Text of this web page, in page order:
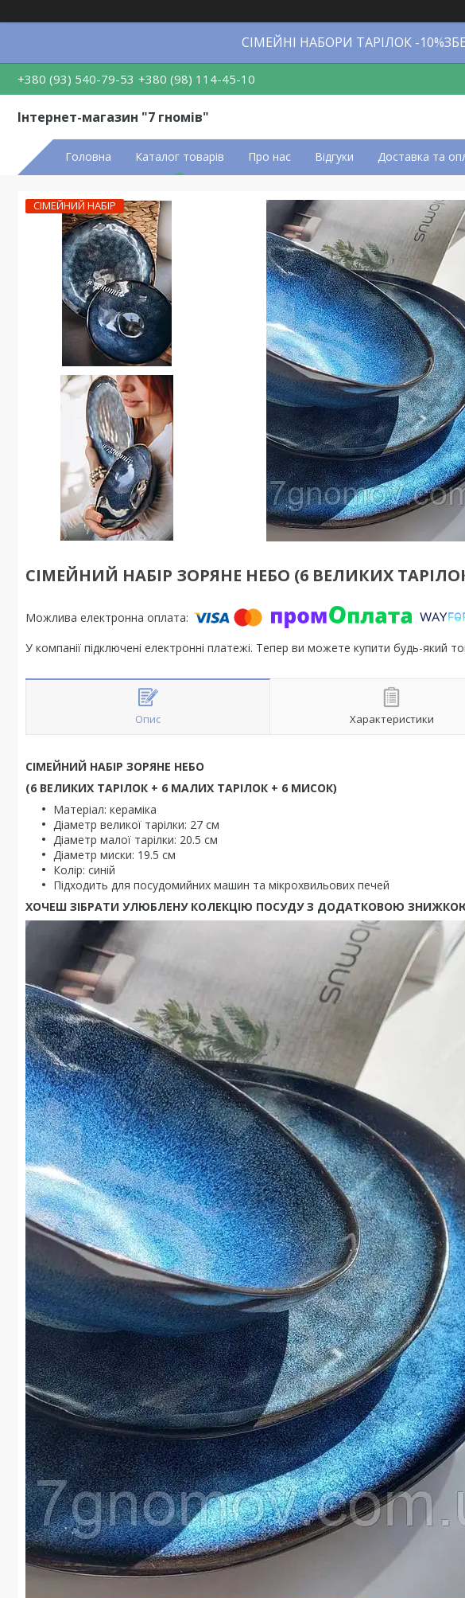
СІМЕЙНІ НАБОРИ ТАРІЛОК -
+380 (93) 540-79-53 +380 (98) 114-45-10
Інтернет-магазин "7 гномів"
Головна Каталог товарів Про нас Відгуки Доставка та
СІМЕЙНИЙ НАБІР
СІМЕЙНИЙ НАБІР ЗОРЯНЕ НЕБО (6 ВЕЛИКИХ
У компанії підключені електронні платежі. Тепер ви можете купити будь-який
Опис Характеристики
СІМЕЙНИЙ НАБІР ЗОРЯНЕ НЕБО
(6 ВЕЛИКИХ ТАРІЛОК + 6 МАЛИХ ТАРІЛОК + 6 МИСОК)
Матеріал: кераміка
Діаметр великої тарілки: 27 см
Діаметр малої тарілки: 20.5 см
Діаметр миски: 19.5 см
Колір: синій
Підходить для посудомийних машин та мікрохвильових печей
ХОЧЕШ ЗІБРАТИ УЛЮБЛЕНУ КОЛЕКЦІЮ ПОСУДУ З ДОДАТКОВОЮ